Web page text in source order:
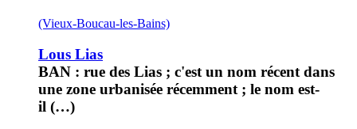
(Vieux-Boucau-les-Bains)
Lous Lias
BAN : rue des Lias ; c'est un nom récent dans
une zone urbanisée récemment ; le nom est-
il (…)